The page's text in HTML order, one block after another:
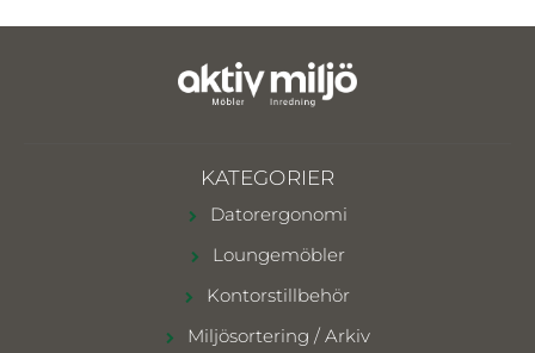
KATEGORIER
Datorergonomi
Loungemöbler
Kontorstillbehör
Miljösortering / Arkiv